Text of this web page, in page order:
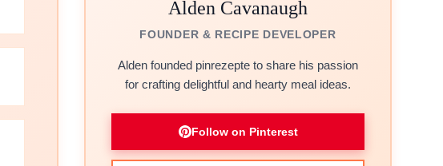
Alden Cavanaugh
FOUNDER & RECIPE DEVELOPER
Alden founded pinrezepte to share his passion
for crafting delightful and hearty meal ideas.
Follow on Pinterest